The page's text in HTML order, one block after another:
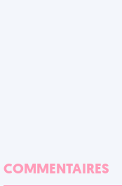
COMMENTAIRES